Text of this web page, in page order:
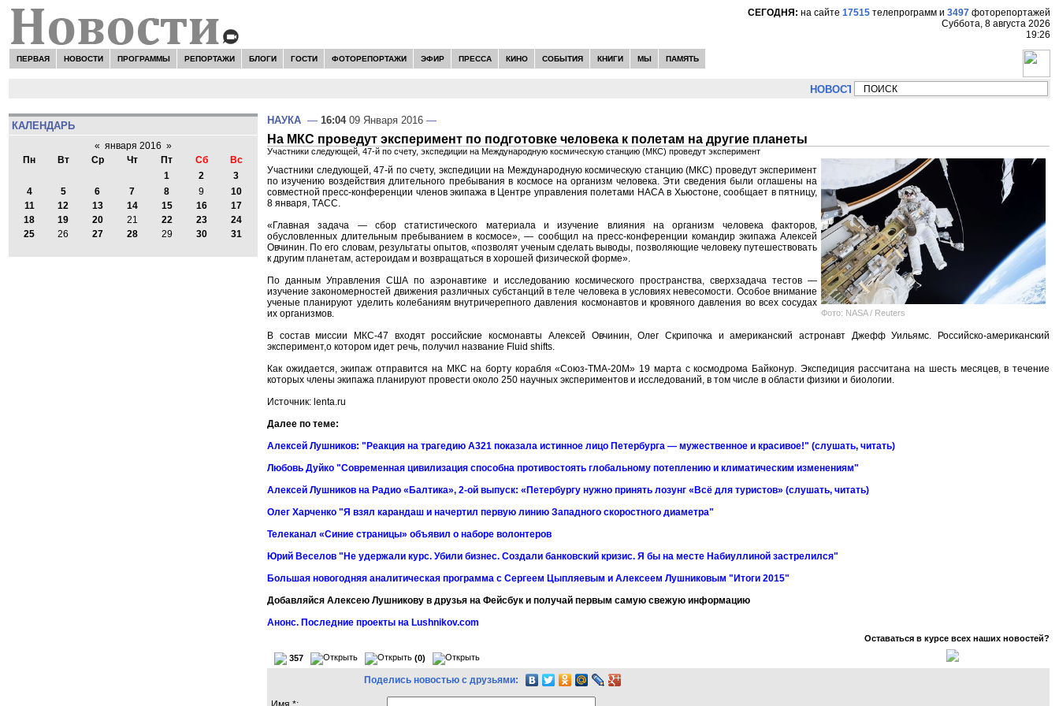
СЕГОДНЯ: на сайте 17515 телепрограмм и 3497 фоторепортажей
Суббота, 8 августа 2026
19:26
ПЕРВАЯ НОВОСТИ ПРОГРАММЫ РЕПОРТАЖИ БЛОГИ ГОСТИ ФОТОРЕПОРТАЖИ ЭФИР ПРЕССА КИНО СОБЫТИЯ КНИГИ МЫ ПАМЯТЬ
НОВОСТИ: Сергей Цыпляев "Мир как никогда
КАЛЕНДАРЬ
« января 2016 »
Пн
Вт Ср Чт Пт Сб
Вс
1
2
3
4
5 6 7 8 9
10
11
12 13 14 15 16
17
18
19 20 21 22 23
24
25
26 27 28 29 30 31
НАУКА — 16:0409 Января 2016 —
На МКС проведут эксперимент по подготовке человека к полетам на другие планеты
Участники следующей, 47-й по счету, экспедиции на Международную космическую станцию (МКС) проведут эксперимент
Фото: NASA / Reuters
Участники следующей, 47-й по счету, экспедиции на Международную космическую станцию (МКС) проведут эксперимент
по изучению воздействия длительного пребывания в космосе на организм человека. Эти сведения были оглашены на
совместной пресс-конференции членов экипажа в Центре управления полетами НАСА в Хьюстоне, сообщает в пятницу,
8 января, ТАСС.
«Главная задача — сбор статистического материала и изучение влияния на организм человека факторов,
обусловленных длительным пребыванием в космосе», — сообщил на пресс-конференции командир экипажа Алексей
Овчинин. По его словам, результаты опытов, «позволят ученым сделать выводы, позволяющие человеку путешествовать
к другим планетам, астероидам и возвращаться в хорошей физической форме».
По данным Управления США по аэронавтике и исследованию космического пространства, сверхзадача тестов —
изучение закономерностей движения различных субстанций в теле человека в условиях невесомости. Особое внимание
ученые планируют уделить колебаниям внутричерепного давления космонавтов и кровяного давления во всех сосудах
их организмов.
В состав миссии МКС-47 входят российские космонавты Алексей Овчинин, Олег Скрипочка и американский астронавт Джефф Уильямс. Российско-американский
эксперимент,о котором идет речь, получил название Fluid shifts.
Как ожидается, экипаж отправится на МКС на борту корабля «Союз-ТМА-20М» 19 марта с космодрома Байконур. Экспедиция рассчитана на шесть месяцев, в течение
которых члены экипажа планируют провести около 250 научных экспериментов и исследований, в том числе в области физики и биологии.
Источник: lenta.ru
Далее по теме:
Алексей Лушников: "Реакция на трагедию А321 показала истинное лицо Петербурга — мужественное и красивое!" (слушать, читать)
Любовь Дуйко "Современная цивилизация способна противостоять глобальному потеплению и климатическим изменениям"
Алексей Лушников на Радио «Балтика», 2-ой выпуск: «Петербургу нужно принять лозунг «Всё для туристов» (слушать, читать)
Олег Харченко "Я взял карандаш и начертил первую линию Западного скоростного диаметра"
Телеканал «Синие страницы» объявил о наборе волонтеров
Юрий Веселов "Не удержали курс. Убили бизнес. Создали банковский кризис. Я бы на месте Набиуллиной застрелился"
Большая новогодняя аналитическая программа с Сергеем Цыпляевым и Алексеем Лушниковым "Итоги 2015"
Добавляйся Алексею Лушникову в друзья на Фейсбук и получай первым самую свежую информацию
Анонс. Последние проекты на Lushnikov.com
Оставаться в курсе всех наших новостей?
357 (0)
Поделись новостью с друзьями: